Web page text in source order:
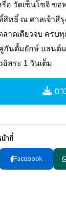
อ วัดเซ็นโซจิ ขอ
สิทธิ์ ณ ศาลเจ้าสึ
ลาดเดียวจบ ครบ
กันดั้มยักษ์ แลนด์ม
อิสระ 1 วันเต็ม
ด
าที่
Facebook